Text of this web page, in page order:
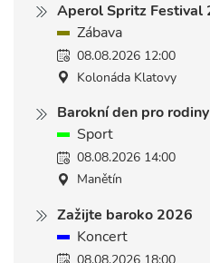
Aperol Spritz Festival
Zábava
08.08.2026 12:00
Kolonáda Klatovy
Barokní den pro
Sport
08.08.2026 14:00
Manětín
Zažijte baroko 2026
Koncert
08.08.2026 18:00